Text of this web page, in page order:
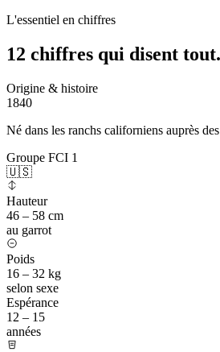
L'essentiel en chiffres
12 chiffres qui disent tout.
Origine & histoire
1840
Né dans les ranchs californiens auprès
Groupe FCI 1
🇺🇸
Hauteur
46 – 58 cm
au garrot
Poids
16 – 32 kg
selon sexe
Espérance
12 – 15
années